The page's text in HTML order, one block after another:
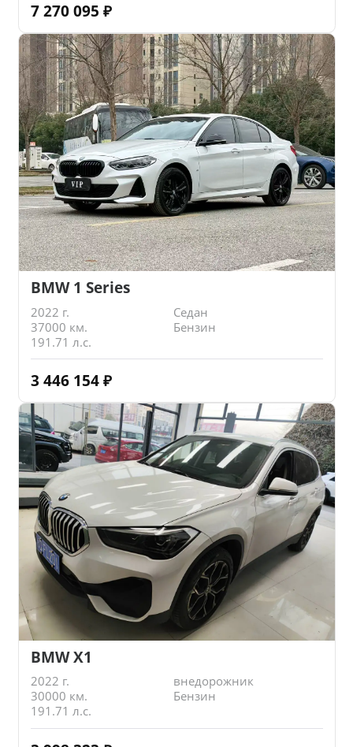
7 270 095 ₽
BMW 1 Series
2022 г.
Седан
37000 км.
Бензин
191.71 л.с.
3 446 154 ₽
BMW X1
2022 г.
внедорожник
30000 км.
Бензин
191.71 л.с.